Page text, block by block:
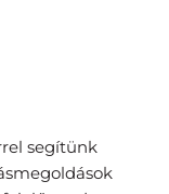
segítünk